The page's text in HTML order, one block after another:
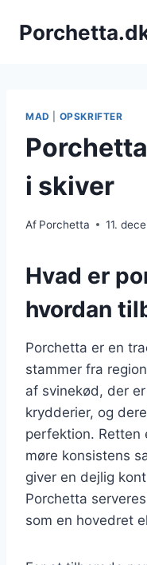
MAD OPSKRIFTER
i skiver
Af Porchetta 11.
Hvad er
hvordan
Porchetta er en
stammer fra
af svinekød, der
krydderier, og
perfektion. Retten
møre konsistens
giver en dejlig
Porchetta
som en hovedret